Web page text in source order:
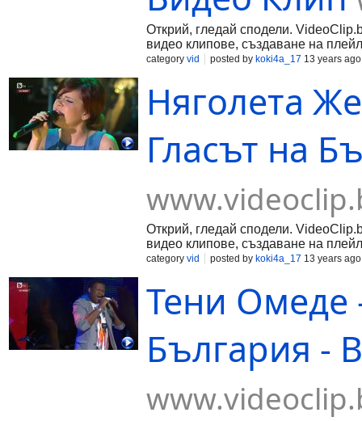
Открий, гледай сподели.
видео клипове, създаване на
category vid posted by koki4a_17 13 years ago
Няголета
Гласът на
Открий, гледай сподели.
видео клипове, създаване на
category vid posted by koki4a_17 13 years ago
Тени Омеде
България -